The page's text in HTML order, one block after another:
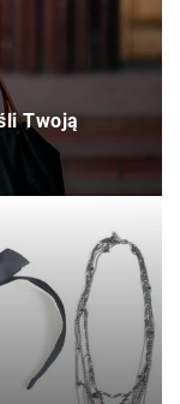
Twoją